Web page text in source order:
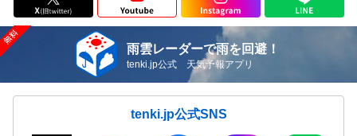
雨雲レーダーで雨を回避！
tenki.jp公式 天気予報アプリ
tenki.jp公式SNS